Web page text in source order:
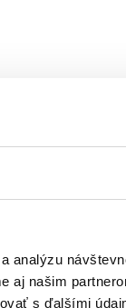
analýzu
aj našim
s ďalšími
vlasov